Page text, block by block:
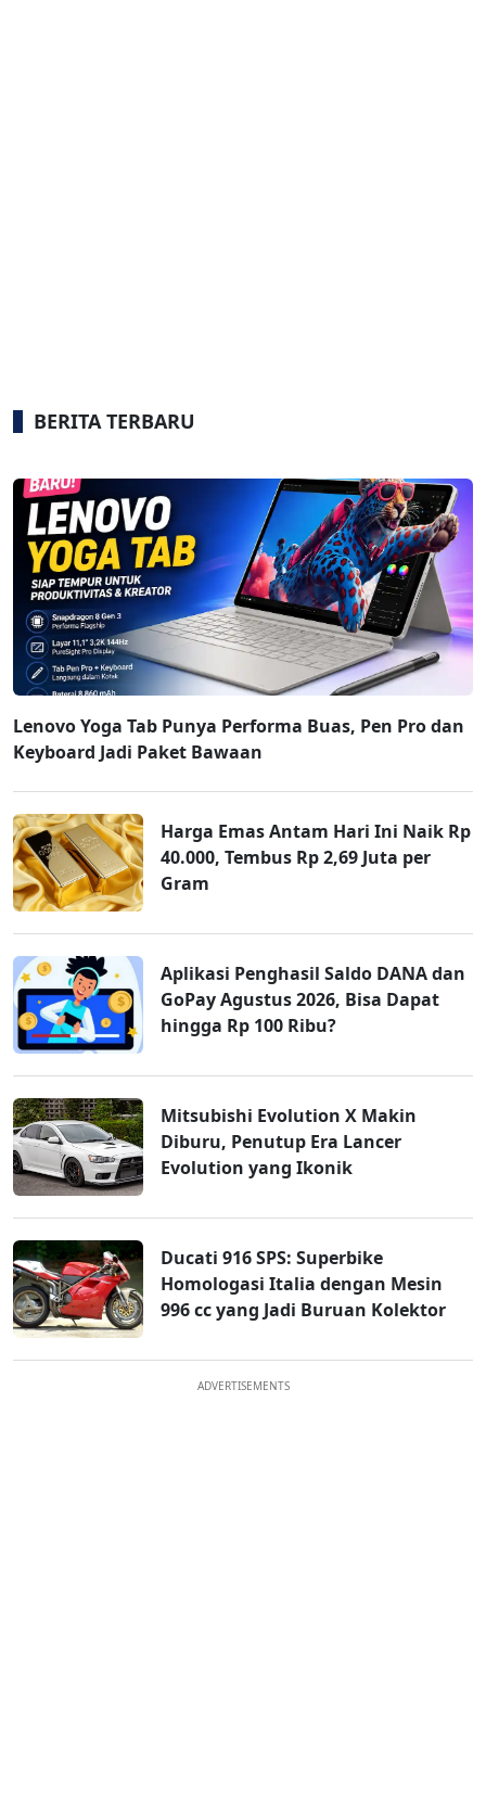
BERITA TERBARU
Lenovo Yoga Tab Punya Performa Buas, Pen Pro dan
Keyboard Jadi Paket Bawaan
Harga Emas Antam Hari Ini Naik Rp
40.000, Tembus Rp 2,69 Juta per
Gram
Aplikasi Penghasil Saldo DANA dan
GoPay Agustus 2026, Bisa Dapat
hingga Rp 100 Ribu?
Mitsubishi Evolution X Makin
Diburu, Penutup Era Lancer
Evolution yang Ikonik
Ducati 916 SPS: Superbike
Homologasi Italia dengan Mesin
996 cc yang Jadi Buruan Kolektor
ADVERTISEMENTS